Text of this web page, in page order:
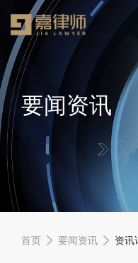
要闻资讯
首页 要闻资讯 资讯